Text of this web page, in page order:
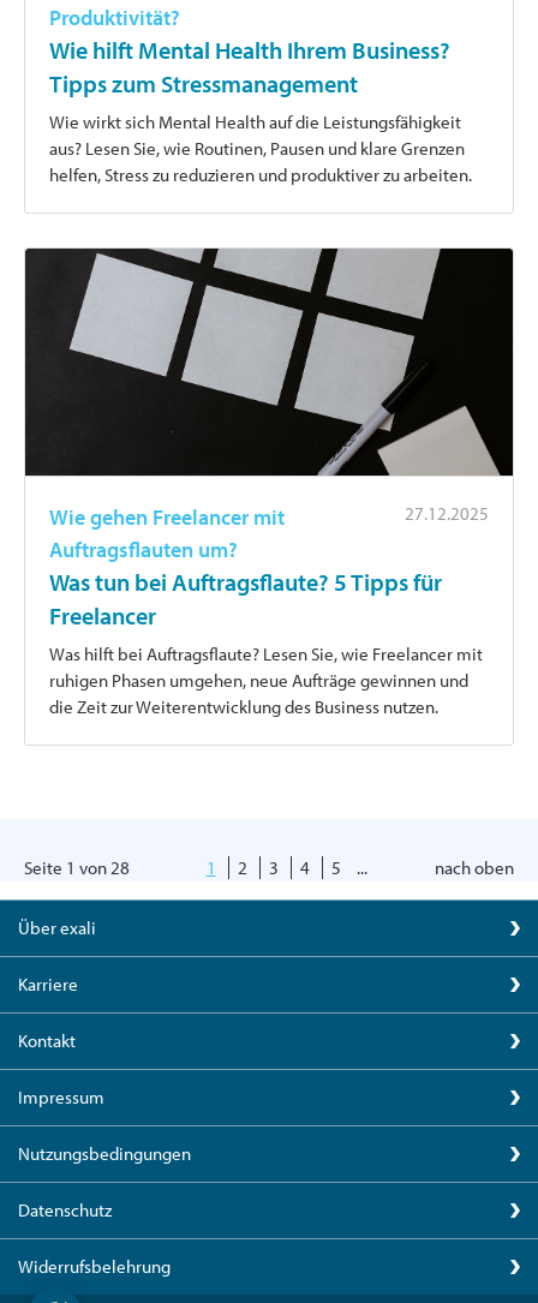
Produktivität?
Wie hilft Mental Health Ihrem Business?
Tipps zum Stressmanagement
Wie wirkt sich Mental Health auf die Leistungsfähigkeit
aus? Lesen Sie, wie Routinen, Pausen und klare Grenzen
helfen, Stress zu reduzieren und produktiver zu arbeiten.
27.12.2025
Wie gehen Freelancer mit
Auftragsflauten um?
Was tun bei Auftragsflaute? 5 Tipps für
Freelancer
Was hilft bei Auftragsflaute? Lesen Sie, wie Freelancer mit
ruhigen Phasen umgehen, neue Aufträge gewinnen und
die Zeit zur Weiterentwicklung des Business nutzen.
Seite 1 von 28 1 2 3 4 5 ... nach oben
Über exali
Karriere
Kontakt
Impressum
Nutzungsbedingungen
Datenschutz
Widerrufsbelehrung